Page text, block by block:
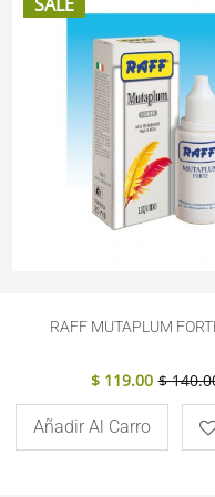
RAFF MUTAPLUM
$ 119.00 $
Añadir Al Carro